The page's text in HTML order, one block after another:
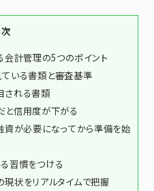
会計管理の5つのポイント
いる書類と審査基準
れる書類
信用度が下がる
資が必要になってから準備を始
習慣をつける
状をリアルタイムで把握